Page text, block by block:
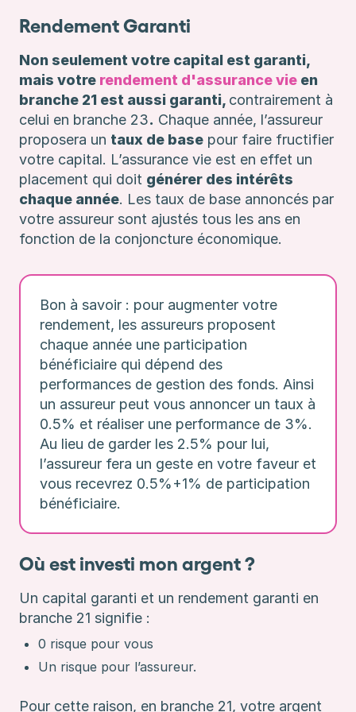
Rendement Garanti
Non seulement votre capital est garanti,
mais votre rendement d'assurance vie en
branche 21 est aussi garanti, contrairement à
celui en branche 23. Chaque année, l’assureur
proposera un taux de base pour faire fructifier
votre capital. L’assurance vie est en effet un
placement qui doit générer des intérêts
chaque année. Les taux de base annoncés par
votre assureur sont ajustés tous les ans en
fonction de la conjoncture économique.
Bon à savoir : pour augmenter votre
rendement, les assureurs proposent
chaque année une participation
bénéficiaire qui dépend des
performances de gestion des fonds. Ainsi
un assureur peut vous annoncer un taux à
0.5% et réaliser une performance de 3%.
Au lieu de garder les 2.5% pour lui,
l’assureur fera un geste en votre faveur et
vous recevrez 0.5%+1% de participation
bénéficiaire.
Où est investi mon argent ?
Un capital garanti et un rendement garanti en
branche 21 signifie :
0 risque pour vous
Un risque pour l’assureur.
Pour cette raison, en branche 21, votre argent